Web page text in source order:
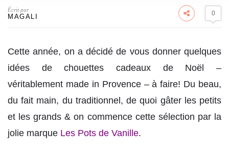
Écrit par
MAGALI 0
Cette année, on a décidé de vous donner quelques
idées de chouettes cadeaux de Noël –
véritablement made in Provence – à faire! Du beau,
du fait main, du traditionnel, de quoi gâter les petits
et les grands & on commence cette sélection par la
jolie marque Les Pots de Vanille.